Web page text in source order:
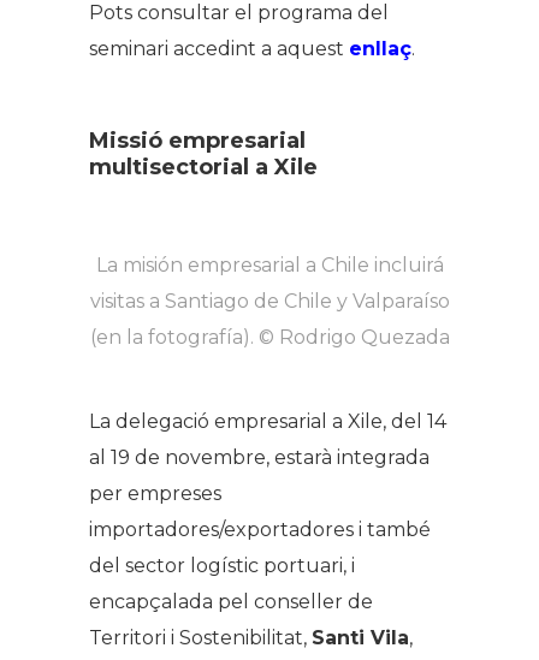
Pots consultar el programa del
seminari accedint a aquest enllaç.
Missió empresarial
multisectorial a Xile
​La misión empresarial a Chile incluirá
visitas a Santiago de Chile y Valparaíso
(en la fotografía). © Rodrigo Quezada
La delegació empresarial a Xile, del 14
al 19 de novembre, estarà integrada
per empreses
importadores/exportadores i també
del sector logístic portuari, i
encapçalada pel conseller de
Territori i Sostenibilitat, Santi Vila,